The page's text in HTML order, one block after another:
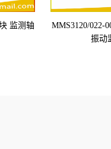
监测轴
MMS3120/022-
振动